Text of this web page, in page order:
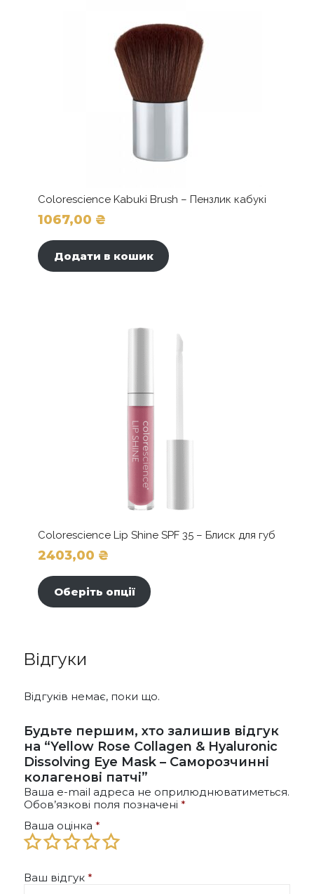
Colorescience Kabuki Brush – Пензлик кабукі
1067,00 ₴
Додати в кошик
Colorescience Lip Shine SPF 35 – Блиск для губ
2403,00 ₴
Оберіть опції
на
товару
Відгуки
Відгуків немає, поки що.
Будьте першим, хто залишив відгук
на “Yellow Rose Collagen & Hyaluronic
Dissolving Eye Mask – Саморозчинні
колагенові патчі”
Ваша e-mail адреса не оприлюднюватиметься.
Обов’язкові поля позначені *
Ваша оцінка *
Ваш відгук *